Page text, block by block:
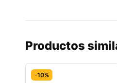
Productos
-10%